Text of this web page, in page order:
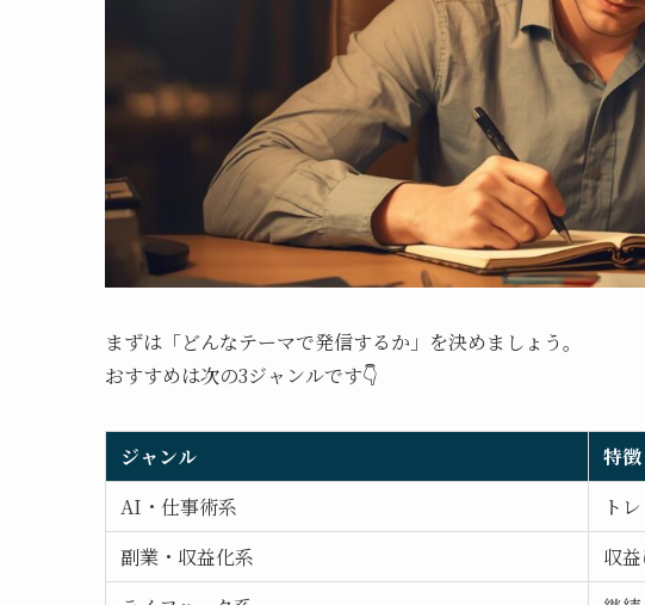
まずは「どんなテーマで発信するか」を決めましょう。
おすすめは次の3ジャンルです👇
ジャンル
特徴
AI・仕事術系
ト
副業・収益化系
収